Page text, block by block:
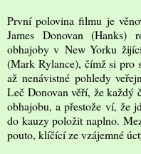
První polovina filmu je
James Donovan
obhajoby v New Yorku
(Mark Rylance), čímž si pro
až nenávistné pohledy
Leč Donovan věří, že každý
obhajobu, a přestože ví, že
do kauzy položit naplno.
pouto, klíčící ze vzájemné